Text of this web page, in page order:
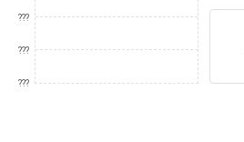
???
???
???